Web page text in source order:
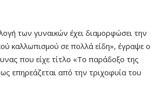
των γυναικών έχει διαμορφώσει την
καλλωπισμού σε πολλά είδη», έγραψε ο
που είχε τίτλο «Το παράδοξο της
επηρεάζεται από την τριχοφυία του